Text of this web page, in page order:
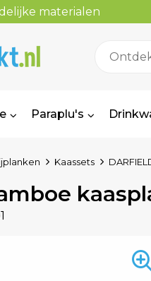
materialen
Paraplu's
Kaassets